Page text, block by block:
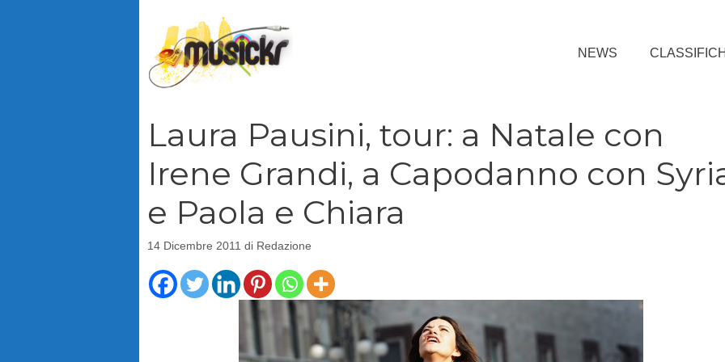
NEWS
Laura Pausini, tour: a Natale con
Irene Grandi, a Capodanno con
e Paola e Chiara
14 Dicembre 2011 di Redazione